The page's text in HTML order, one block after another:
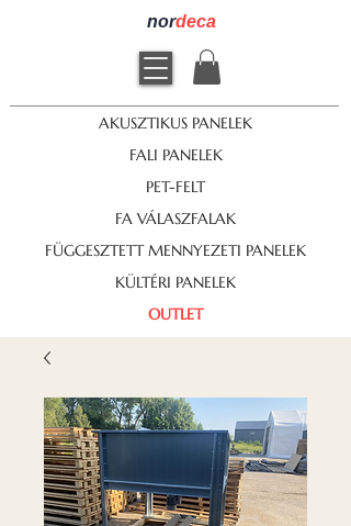
nordeca
AKUSZTIKUS PANELEK
FALI PANELEK
PET-FELT
FA VÁLASZFALAK
FÜGGESZTETT MENNYEZETI PANELEK
KÜLTÉRI PANELEK
OUTLET